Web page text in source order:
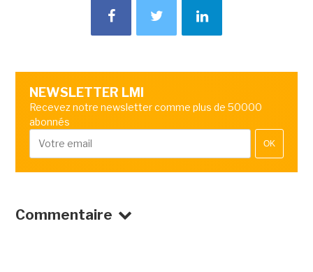
NEWSLETTER LMI
Recevez notre newsletter comme plus de 50000
abonnés
OK
Commentaire